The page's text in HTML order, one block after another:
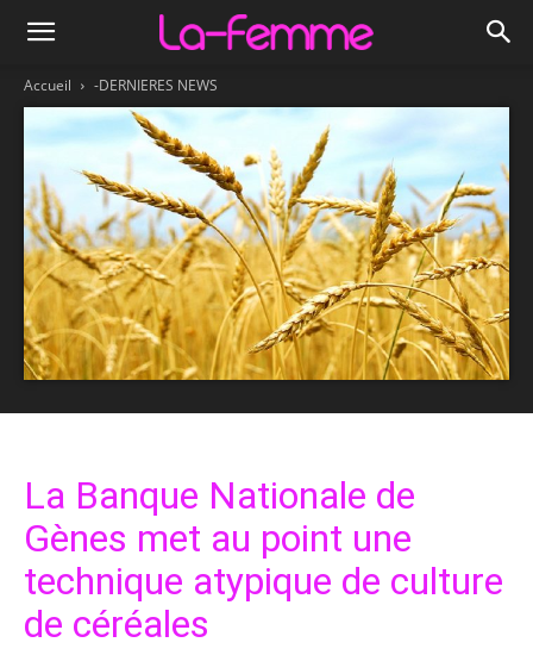
Accueil -DERNIERES NEWS
La Banque Nationale de
Gènes met au point une
technique atypique de culture
de céréales